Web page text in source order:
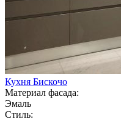
Кухня Бискочо
Материал фасада:
Эмаль
Стиль: